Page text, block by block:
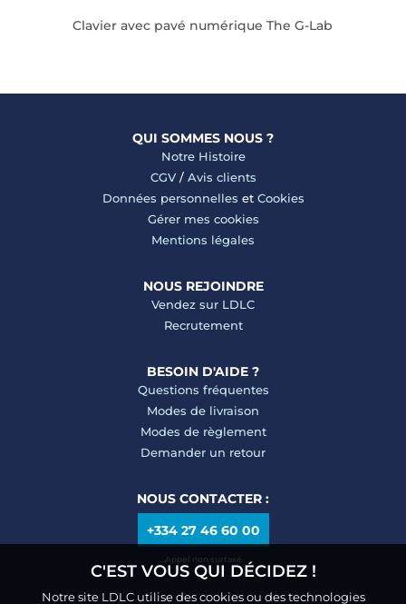
Clavier avec pavé numérique The G-Lab
QUI SOMMES NOUS ?
Notre Histoire
CGV/ Avis clients
Données personnelles et Cookies
Gérer mes cookies
Mentions légales
NOUS REJOINDRE
Vendez sur LDLC
Recrutement
BESOIN D'AIDE ?
Questions fréquentes
Modes de livraison
Modes de règlement
Demander un retour
NOUS CONTACTER :
+334 27 46 60 00
Appel non surtaxé
C'EST VOUS QUI DÉCIDEZ !
Notre site LDLC utilise des cookies ou des technologies